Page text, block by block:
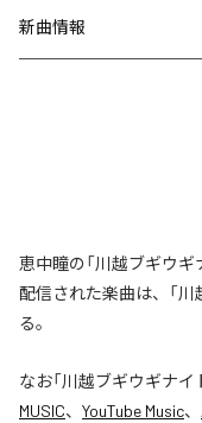
新曲情報
恵中瞳の「川越ブギウ
配信された楽曲は、「
る。
なお「川越ブギウギナイ
MUSIC、 YouTube Music、